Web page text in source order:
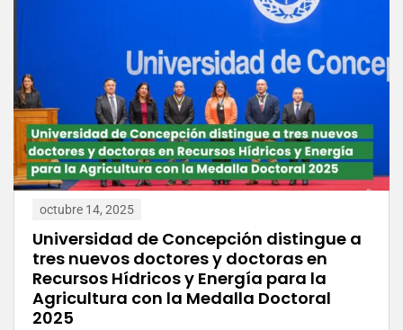
octubre 14, 2025
Universidad de Concepción distingue a
tres nuevos doctores y doctoras en
Recursos Hídricos y Energía para la
Agricultura con la Medalla Doctoral
2025